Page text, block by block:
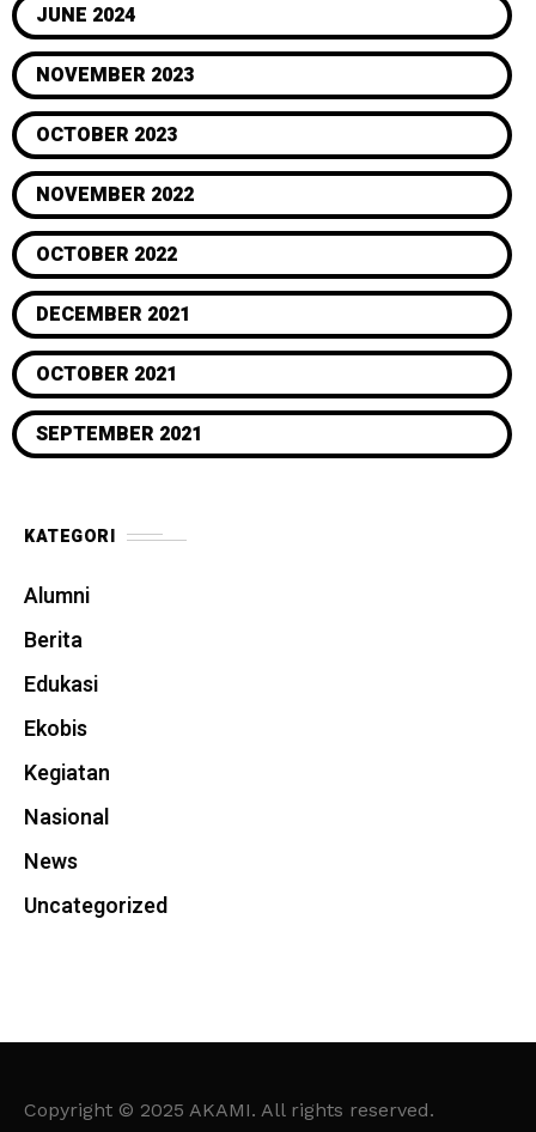
JUNE 2024
NOVEMBER 2023
OCTOBER 2023
NOVEMBER 2022
OCTOBER 2022
DECEMBER 2021
OCTOBER 2021
SEPTEMBER 2021
KATEGORI
Alumni
Berita
Edukasi
Ekobis
Kegiatan
Nasional
News
Uncategorized
Copyright © 2025 AKAMI. All rights reserved.